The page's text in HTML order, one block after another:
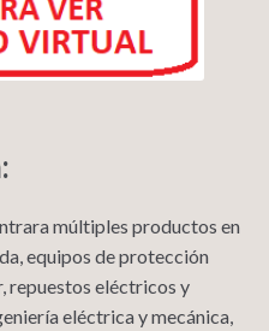
múltiples productos en
equipos de protección
repuestos eléctricos y
eléctrica y mecánica,